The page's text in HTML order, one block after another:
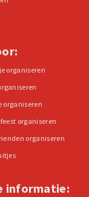
organiseren
organiseren
organiseren
organiseren
informatie: